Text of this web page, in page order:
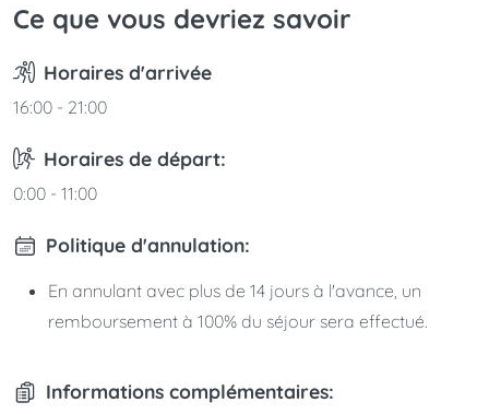
Ce que vous devriez savoir
Horaires d'arrivée
16:00 - 21:00
Horaires de départ:
0:00 - 11:00
Politique d'annulation:
En annulant avec plus de 14 jours à l'avance, un
remboursement à 100% du séjour sera effectué.
Informations complémentaires: